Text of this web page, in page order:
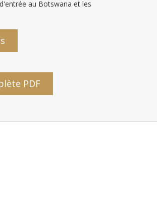
au Botswana et les
PDF